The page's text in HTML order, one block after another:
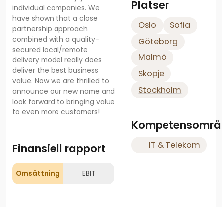
individual companies. We
have shown that a close
partnership approach
combined with a quality-
secured local/remote
delivery model really does
deliver the best business
value. Now we are thrilled to
announce our new name and
look forward to bringing value
to even more customers!
Finansiell rapport
Omsättning EBIT
Platser
Oslo
Sofia
Göteborg
Malmö
Skopje
Stockholm
IT & Telekom